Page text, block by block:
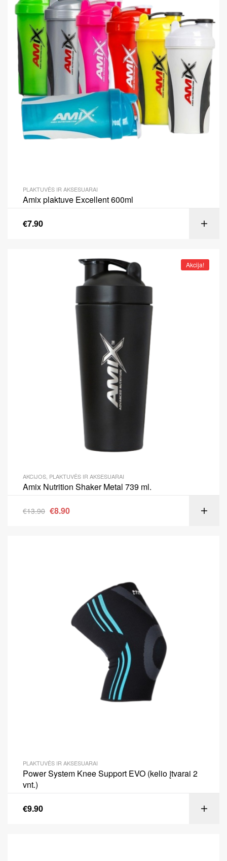
PLAKTUVĖS IR AKSESUARAI
Amix plaktuve Excellent 600ml
€7.90
Akcija!
AKCIJOS PLAKTUVĖS IR AKSESUARAI
Amix Nutrition Shaker Metal 739 ml.
€13.90 €8.90
PLAKTUVĖS IR AKSESUARAI
Power System Knee Support EVO (kelio įtvarai 2
vnt.)
€9.90